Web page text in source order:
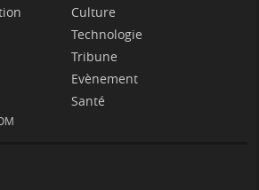
Culture
Technologie
Tribune
Evènement
Santé